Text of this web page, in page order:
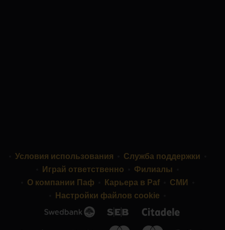
Условия использования
Служба поддержки
Играй ответственно
Филиалы
О компании Паф
Карьера в Paf
СМИ
Настройки файлов cookie